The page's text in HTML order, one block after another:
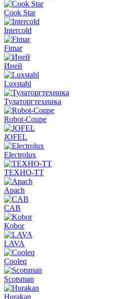
Cook Star
Intercold
Fimar
Иней
Luxstahl
Тулаторгтехника
Robot-Coupe
JOFEL
Electrolux
ТЕХНО-ТТ
Apach
CAB
Kobor
LAVA
Cooleq
Scotsman
Hurakan